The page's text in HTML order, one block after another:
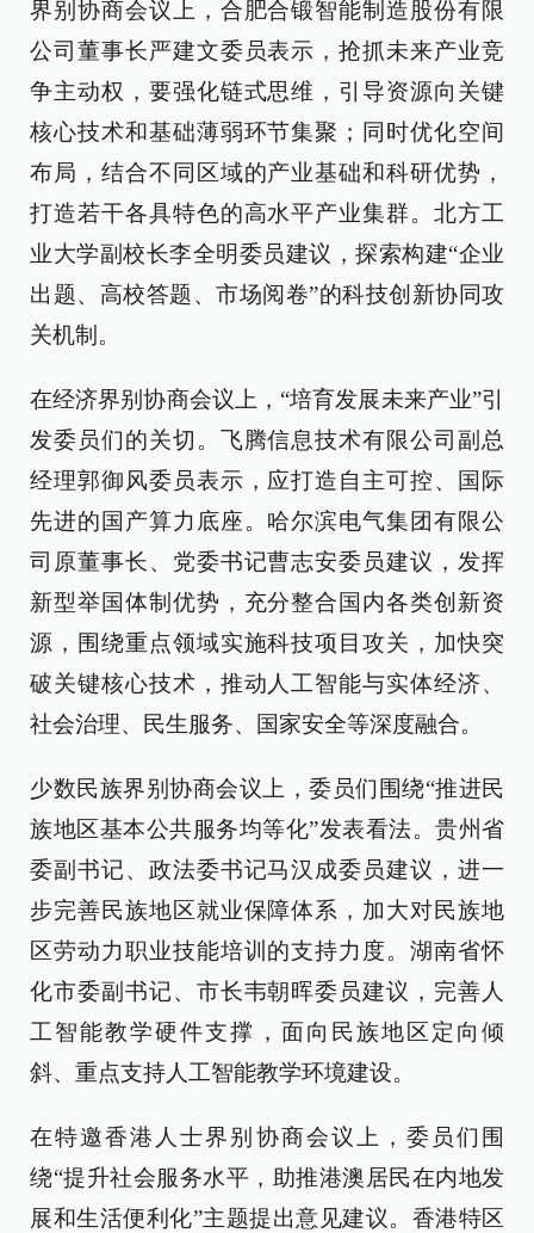
界别协商会议上，合肥合锻智能制造股份有限
公司董事长严建文委员表示，抢抓未来产业竞
争主动权，要强化链式思维，引导资源向关键
核心技术和基础薄弱环节集聚；同时优化空间
布局，结合不同区域的产业基础和科研优势，
打造若干各具特色的高水平产业集群。北方工
业大学副校长李全明委员建议，探索构建“企业
出题、高校答题、市场阅卷”的科技创新协同攻
关机制。
在经济界别协商会议上，“培育发展未来产业”引
发委员们的关切。飞腾信息技术有限公司副总
经理郭御风委员表示，应打造自主可控、国际
先进的国产算力底座。哈尔滨电气集团有限公
司原董事长、党委书记曹志安委员建议，发挥
新型举国体制优势，充分整合国内各类创新资
源，围绕重点领域实施科技项目攻关，加快突
破关键核心技术，推动人工智能与实体经济、
社会治理、民生服务、国家安全等深度融合。
少数民族界别协商会议上，委员们围绕“推进民
族地区基本公共服务均等化”发表看法。贵州省
委副书记、政法委书记马汉成委员建议，进一
步完善民族地区就业保障体系，加大对民族地
区劳动力职业技能培训的支持力度。湖南省怀
化市委副书记、市长韦朝晖委员建议，完善人
工智能教学硬件支撑，面向民族地区定向倾
斜、重点支持人工智能教学环境建设。
在特邀香港人士界别协商会议上，委员们围
绕“提升社会服务水平，助推港澳居民在内地发
展和生活便利化”主题提出意见建议。香港特区